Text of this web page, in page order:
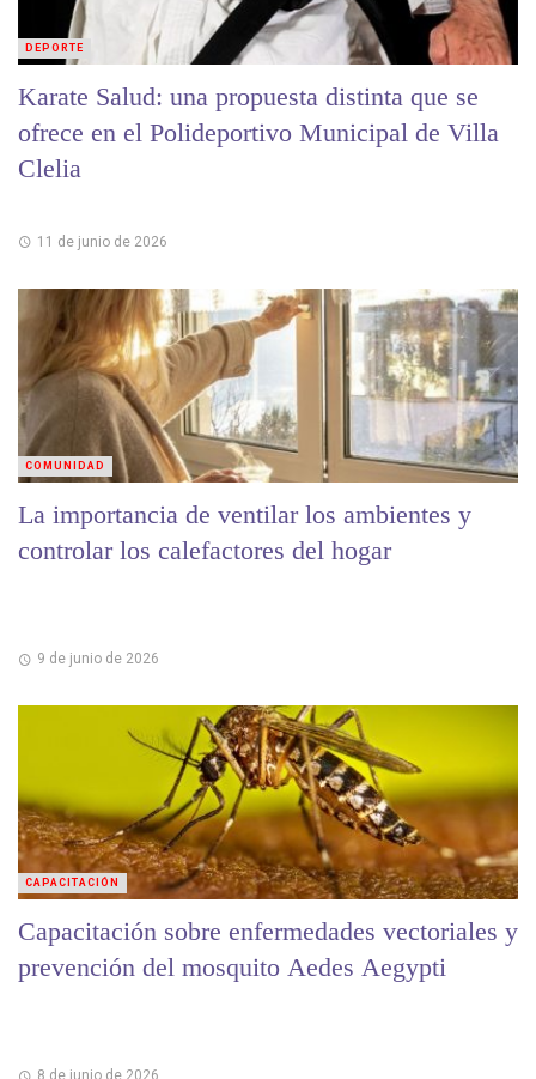
Karate Salud: una propuesta distinta que se
ofrece en el Polideportivo Municipal de Villa
Clelia
11 de junio de 2026
DEPORTE
La importancia de ventilar los ambientes y
controlar los calefactores del hogar
9 de junio de 2026
COMUNIDAD
Capacitación sobre enfermedades vectoriales y
prevención del mosquito Aedes Aegypti
8 de junio de 2026
CAPACITACIÓN